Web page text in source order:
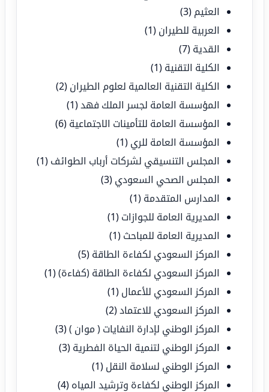
العثيم (3)
العربية للطيران (1)
القدية (7)
الكلية التقنية (1)
الكلية التقنية العالمية لعلوم الطيران (2)
المؤسسة العامة لجسر الملك فهد(1)
المؤسسة العامة للتأمينات الاجتماعية (6)
المؤسسة العامة للري (1)
المجلس التنسيقي لشركات أرباب الطوائف (1)
المجلس الصحي السعودي (3)
المدارس المتقدمة (1)
المديرية العامة للجوازات (1)
المديرية العامة للمباحث (1)
المركز السعودي لكفاءة الطاقة (5)
المركز السعودي لكفاءة الطاقة (كفاءة)(1)
المركز السعودي للأعمال (1)
المركز السعودي للاعتماد(2)
المركز الوطني لإدارة النفايات ( موان )(3)
المركز الوطني لتنمية الحياة الفطرية (3)
المركز الوطني لسلامة النقل (1)
المركز الوطني لكفاءة وترشيد المياه (4)